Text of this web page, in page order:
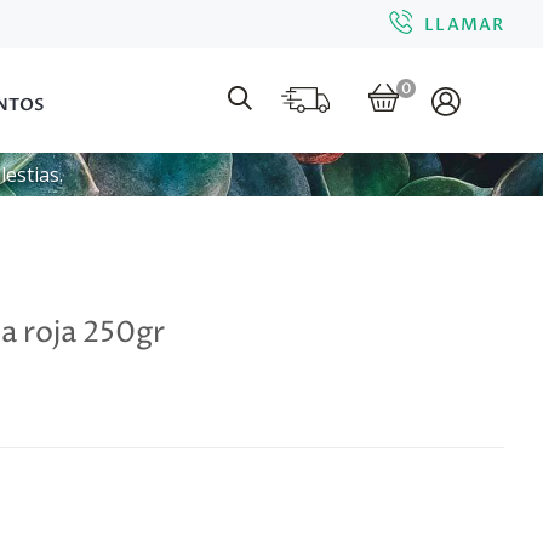
LLAMAR
0
roja 250gr